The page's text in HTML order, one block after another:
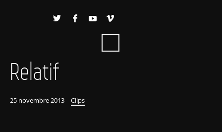
Relatif
25 novembre 2013 Clips